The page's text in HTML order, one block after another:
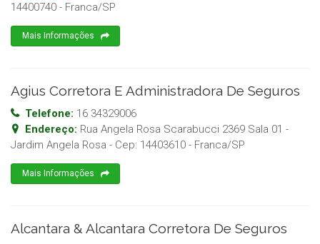
14400740 - Franca/SP
Mais Informações
Agius Corretora E Administradora De Seguros
Telefone: 16 34329006
Endereço: Rua Angela Rosa Scarabucci 2369 Sala 01 -
Jardim Angela Rosa - Cep: 14403610 - Franca/SP
Mais Informações
Alcantara & Alcantara Corretora De Seguros